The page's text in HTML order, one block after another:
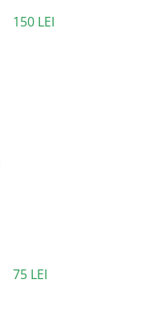
150 LEI
75 LEI